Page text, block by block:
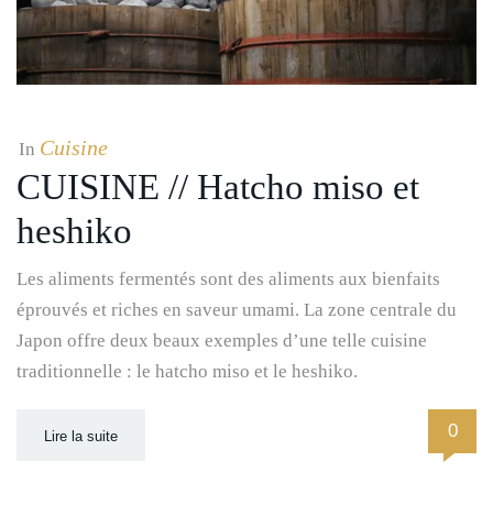
In Cuisine
CUISINE // Hatcho miso et
heshiko
Les aliments fermentés sont des aliments aux bienfaits
éprouvés et riches en saveur umami. La zone centrale du
Japon offre deux beaux exemples d’une telle cuisine
traditionnelle : le hatcho miso et le heshiko.
Lire la suite 0